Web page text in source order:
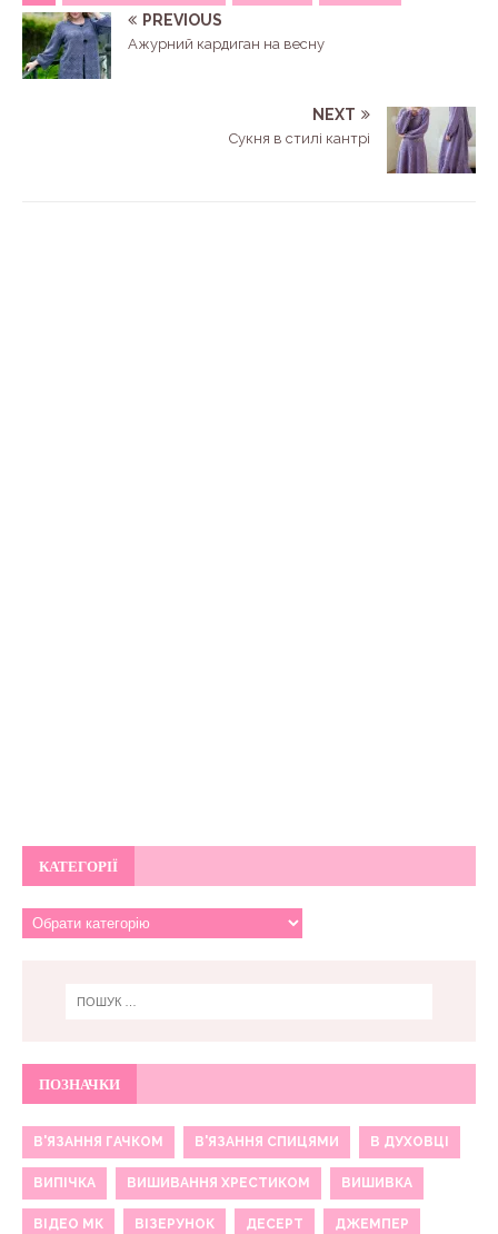
PREVIOUS
Ажурний кардиган на весну
NEXT
Сукня в стилі кантрі
КАТЕГОРІЇ
ПОЗНАЧКИ
В'ЯЗАННЯ ГАЧКОМ В'ЯЗАННЯ СПИЦЯМИ В ДУХОВЦІ
ВИПІЧКА ВИШИВАННЯ ХРЕСТИКОМ ВИШИВКА
ВІДЕО МК ВІЗЕРУНОК ДЕСЕРТ ДЖЕМПЕР